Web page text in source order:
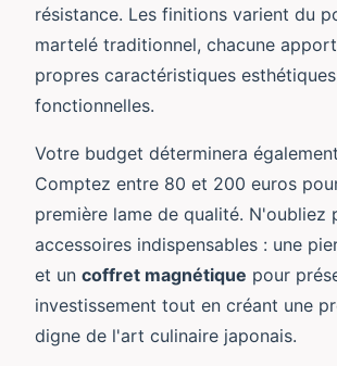
résistance. Les finitions varient du
martelé traditionnel, chacune
propres caractéristiques
fonctionnelles.
Votre budget déterminera
Comptez entre 80 et 200 euros
première lame de qualité. N'oubliez
accessoires indispensables : une
et un coffret magnétique pour
investissement tout en créant une
digne de l'art culinaire japonais.